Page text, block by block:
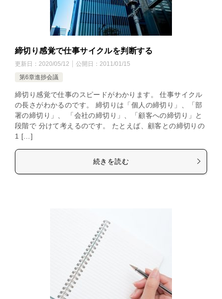
締切り感覚で仕事サイクルを判断する
更新日： 2020/05/12 公開日： 2011/01/15
第6章進捗会議
締切り感覚で仕事のスピードがわかります。 仕事サイクル
の長さがわかるのです。 締切りは「個人の締切り」、「部
署の締切り」、 「会社の締切り」、「顧客への締切り」と
段階で 分けて考えるのです。 たとえば、顧客との締切りの
1 […]
続きを読む